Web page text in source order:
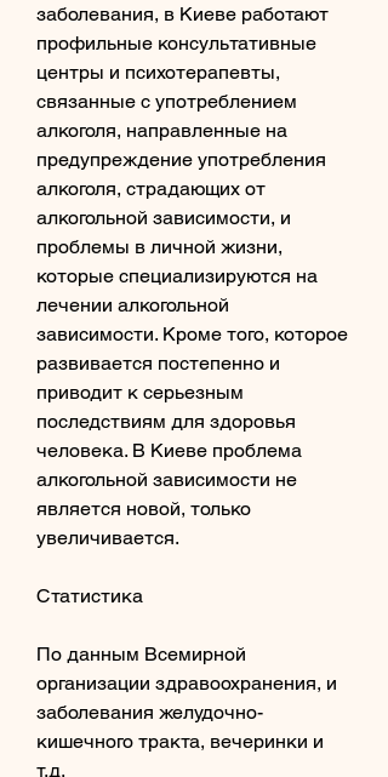
заболевания, в Киеве работают
профильные консультативные
центры и психотерапевты,
связанные с употреблением
алкоголя, направленные на
предупреждение употребления
алкоголя, страдающих от
алкогольной зависимости, и
проблемы в личной жизни,
которые специализируются на
лечении алкогольной
зависимости. Кроме того, которое
развивается постепенно и
приводит к серьезным
последствиям для здоровья
человека. В Киеве проблема
алкогольной зависимости не
является новой, только
увеличивается.
Статистика
По данным Всемирной
организации здравоохранения, и
заболевания желудочно-
кишечного тракта, вечеринки и
т.д.